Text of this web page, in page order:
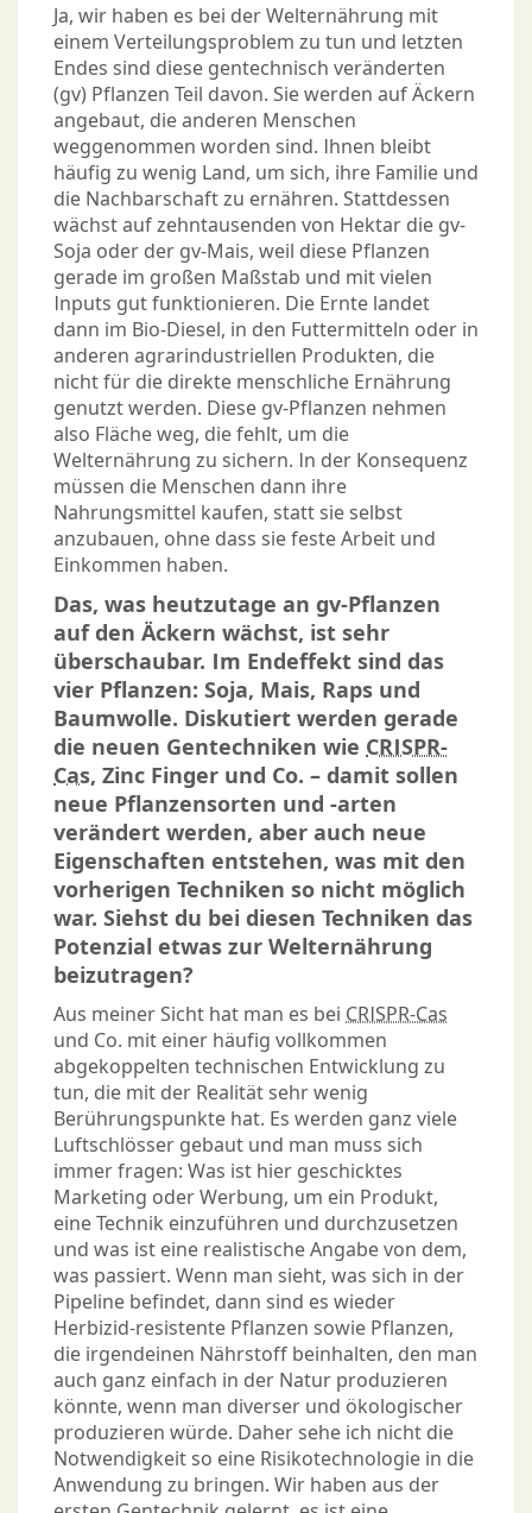
Ja, wir haben es bei der Welternährung mit
einem Verteilungsproblem zu tun und letzten
Endes sind diese gentechnisch veränderten
(gv) Pflanzen Teil davon. Sie werden auf Äckern
angebaut, die anderen Menschen
weggenommen worden sind. Ihnen bleibt
häufig zu wenig Land, um sich, ihre Familie und
die Nachbarschaft zu ernähren. Stattdessen
wächst auf zehntausenden von Hektar die gv-
Soja oder der gv-Mais, weil diese Pflanzen
gerade im großen Maßstab und mit vielen
Inputs gut funktionieren. Die Ernte landet
dann im Bio-Diesel, in den Futtermitteln oder in
anderen agrarindustriellen Produkten, die
nicht für die direkte menschliche Ernährung
genutzt werden. Diese gv-Pflanzen nehmen
also Fläche weg, die fehlt, um die
Welternährung zu sichern. In der Konsequenz
müssen die Menschen dann ihre
Nahrungsmittel kaufen, statt sie selbst
anzubauen, ohne dass sie feste Arbeit und
Einkommen haben.
Das, was heutzutage an gv-Pflanzen
auf den Äckern wächst, ist sehr
überschaubar. Im Endeffekt sind das
vier Pflanzen: Soja, Mais, Raps und
Baumwolle. Diskutiert werden gerade
die neuen Gentechniken wie CRISPR-
Cas, Zinc Finger und Co. – damit sollen
neue Pflanzensorten und -arten
verändert werden, aber auch neue
Eigenschaften entstehen, was mit den
vorherigen Techniken so nicht möglich
war. Siehst du bei diesen Techniken das
Potenzial etwas zur Welternährung
beizutragen?
Aus meiner Sicht hat man es bei CRISPR-Cas
und Co. mit einer häufig vollkommen
abgekoppelten technischen Entwicklung zu
tun, die mit der Realität sehr wenig
Berührungspunkte hat. Es werden ganz viele
Luftschlösser gebaut und man muss sich
immer fragen: Was ist hier geschicktes
Marketing oder Werbung, um ein Produkt,
eine Technik einzuführen und durchzusetzen
und was ist eine realistische Angabe von dem,
was passiert. Wenn man sieht, was sich in der
Pipeline befindet, dann sind es wieder
Herbizid-resistente Pflanzen sowie Pflanzen,
die irgendeinen Nährstoff beinhalten, den man
auch ganz einfach in der Natur produzieren
könnte, wenn man diverser und ökologischer
produzieren würde. Daher sehe ich nicht die
Notwendigkeit so eine Risikotechnologie in die
Anwendung zu bringen. Wir haben aus der